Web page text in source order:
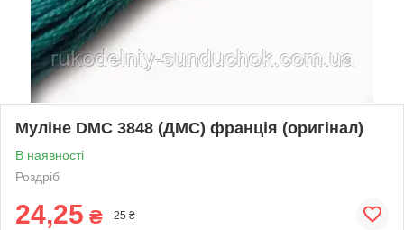
Муліне DMC 3848 (ДМС) франція (оригінал)
В наявності
Роздріб
24,25 ₴ 25 ₴